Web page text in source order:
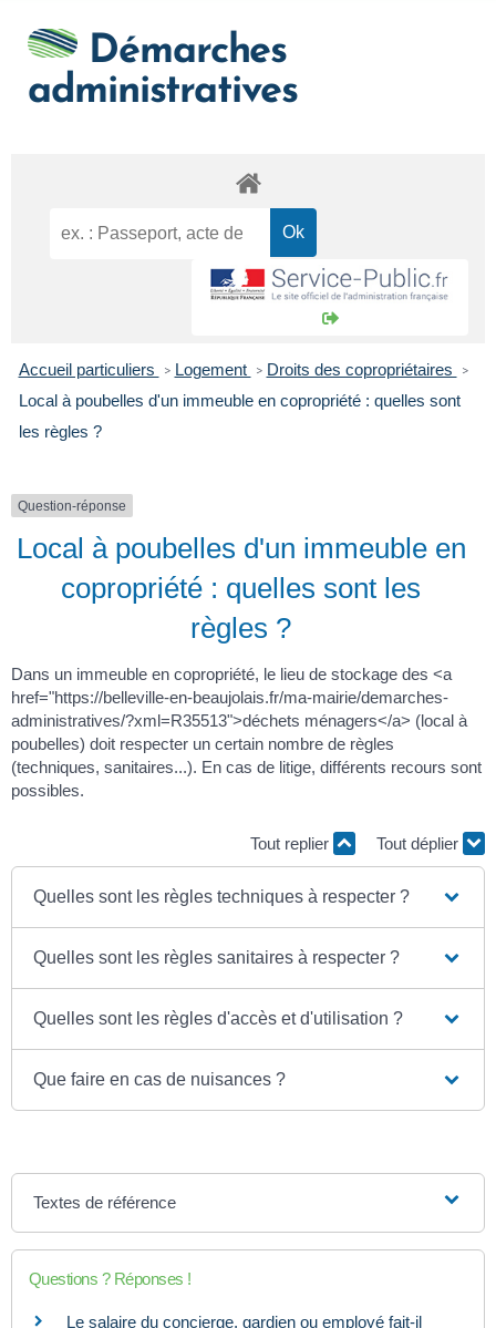
Démarches
administratives
Accueil particuliers > Logement > Droits des copropriétaires >
Local à poubelles d'un immeuble en copropriété : quelles sont
les règles ?
Question-réponse
Local à poubelles d'un immeuble en
copropriété : quelles sont les
règles ?
Dans un immeuble en copropriété, le lieu de stockage des <a
href="https://belleville-en-beaujolais.fr/ma-mairie/demarches-
administratives/?xml=R35513">déchets ménagers</a> (local à
poubelles) doit respecter un certain nombre de règles
(techniques, sanitaires...). En cas de litige, différents recours sont
possibles.
Tout replier Tout déplier
Quelles sont les règles techniques à respecter ?
Quelles sont les règles sanitaires à respecter ?
Quelles sont les règles d'accès et d'utilisation ?
Que faire en cas de nuisances ?
Textes de référence
Questions ? Réponses !
Le salaire du concierge, gardien ou employé fait-il